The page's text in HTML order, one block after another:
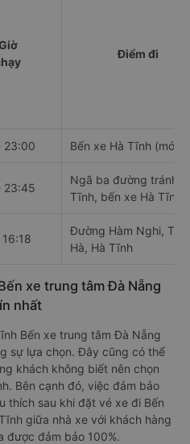
Giờ
Điểm đi
23:00 Bến xe Hà Tĩnh (mới)
23:45
Ngã ba đường tránh
Tĩnh, bến xe Hà Tĩnh
Đường Hàm Nghi,
Hà, Hà Tĩnh
xe trung tâm Đà Nẵng
nhất
Bến xe trung tâm Đà Nẵng
sự lựa chọn. Đây cũng có thể
khách không biết nên chọn
Bên cạnh đó, việc đảm bảo
thích sau khi đặt vé xe đi Bến
giữa nhà xe với khách hàng
được đảm bảo 100%.